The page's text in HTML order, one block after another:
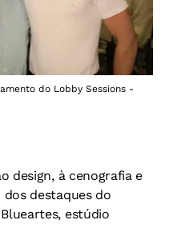
do Lobby Sessions -
design, à cenografia e
destaques do
estúdio